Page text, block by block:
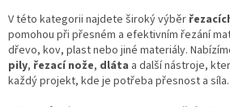
V této kategorii najdete široký výběr
pomohou při přesném a efektivním řezání
dřevo, kov, plast nebo jiné materiály.
pily, řezací nože, dláta a další nástroje,
každý projekt, kde je potřeba přesnost a síla.